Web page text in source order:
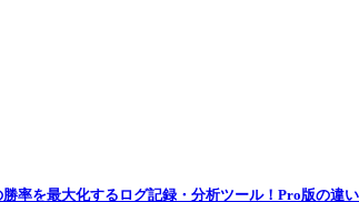
勝率を最大化するログ記録・分析ツール！Pro版の違